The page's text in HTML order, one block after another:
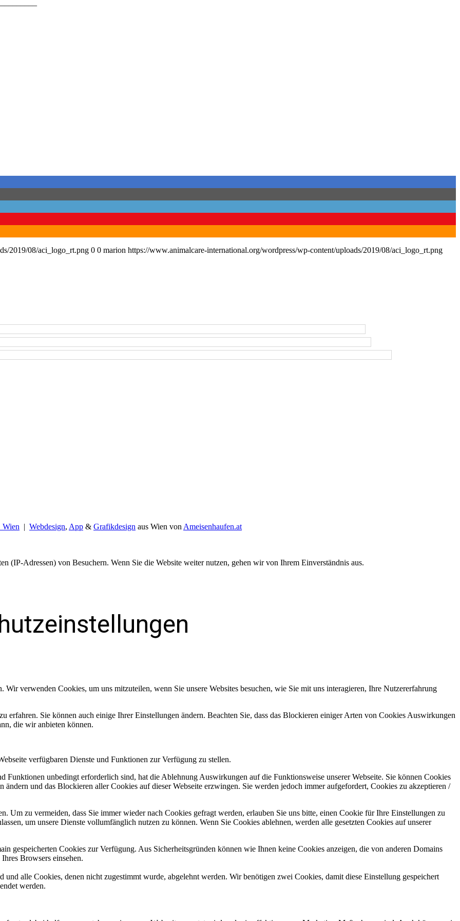
2019/08/aci_logo_rt.png 0 0 marion https://www.animalcare-international.org/wordpress/wp-content/uploads/2019/08/aci_logo_rt.png
Wien | Webdesign, App & Grafikdesign aus Wien von Ameisenhaufen.at
(IP-Adressen) von Besuchern. Wenn Sie die Website weiter nutzen, gehen wir von Ihrem Einverständnis aus.
verwenden Cookies, um uns mitzuteilen, wenn Sie unsere Websites besuchen, wie Sie mit uns interagieren, Ihre Nutzererfahrung
erfahren. Sie können auch einige Ihrer Einstellungen ändern. Beachten Sie, dass das Blockieren einiger Arten von Cookies Auswirkungen
die wir anbieten können.
verfügbaren Dienste und Funktionen zur Verfügung zu stellen.
Funktionen unbedingt erforderlich sind, hat die Ablehnung Auswirkungen auf die Funktionsweise unserer Webseite. Sie können Cookies
und das Blockieren aller Cookies auf dieser Webseite erzwingen. Sie werden jedoch immer aufgefordert, Cookies zu akzeptieren /
Um zu vermeiden, dass Sie immer wieder nach Cookies gefragt werden, erlauben Sie uns bitte, einen Cookie für Ihre Einstellungen zu
um unsere Dienste vollumfänglich nutzen zu können. Wenn Sie Cookies ablehnen, werden alle gesetzten Cookies auf unserer
gespeicherten Cookies zur Verfügung. Aus Sicherheitsgründen können wie Ihnen keine Cookies anzeigen, die von anderen Domains
Browsers einsehen.
alle Cookies, denen nicht zugestimmt wurde, abgelehnt werden. Wir benötigen zwei Cookies, damit diese Einstellung gespeichert
werden.